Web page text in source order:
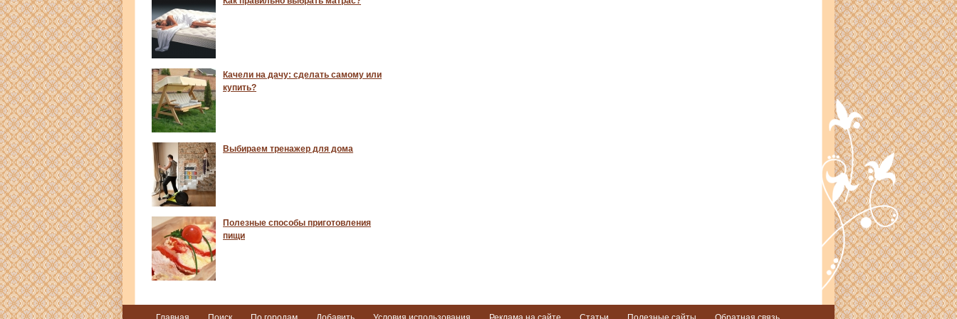
Качели на дачу: сделать самому или
купить?
Выбираем тренажер для дома
Полезные способы приготовления
пищи